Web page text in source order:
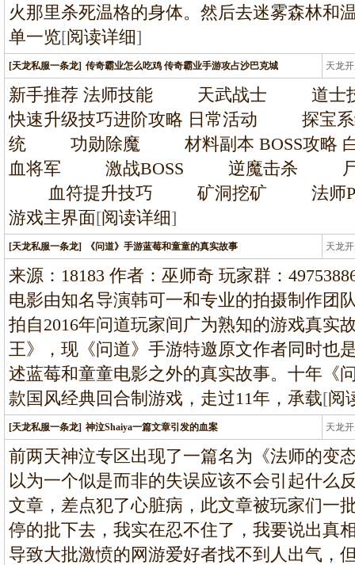
火那里杀死温格的身体。然后去迷雾森林和
单一览[阅读详细]
[天龙私服一条龙] 传奇霸业怎么吃鸡 传奇霸业手游攻占沙巴克城 天龙
龙
新手推荐 法师技能 天武战士 道
快速升级技巧进阶攻略 日常活动
统 功勋除魔 材料副本 BOSS攻
血将军 激战BOSS 逆魔击杀 尸霸
血符提升技巧 矿洞挖矿 法师
游戏主界面[阅读详细]
[天龙私服一条龙] 《问道》手游蓝莓和童童的真实故事 天龙
龙
来源：18183 作者：巫师奇 玩家群：
电影由知名导演韩可一和专业的拍摄制作团
拍自2016年问道玩家间广为熟知的游戏真实
王》，现《问道》手游特邀原文作者同时也
述蓝莓和童童电影之外的真实故事。十年《
款国风经典回合制游戏，走过11年，承载[阅
[天龙私服一条龙] 神泣Shaiya一篇文章引发的血案 天龙
龙
前两天神泣专区出现了一篇名为《法师的变
以为一个似是而非的失误应该不会引起什么
文章，差点犯了心脏病，此文章被玩家们一
停的批下去，我实在忍不住了，我要说出真
导致大批激愤的网游爱好者找不到人出气，